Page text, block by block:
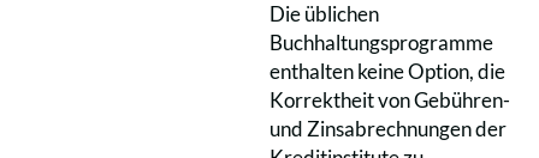
Die üblichen
Buchhaltungsprogramme
enthalten keine Option, die
Korrektheit von Gebühren-
und Zinsabrechnungen der